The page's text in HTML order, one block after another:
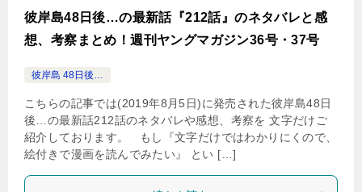
彼岸島48日後…の最新話『212話』のネタバレと感
想、考察まとめ！週刊ヤングマガジン36号・37号
彼岸島 48日後…
こちらの記事では(2019年8月5日)に発売された彼岸島48日
後…の最新話212話のネタバレや感想、考察を 文字だけご
紹介しております。 もし『文字だけではわかりにくので、
絵付きで漫画を読んでみたい』 とい […]